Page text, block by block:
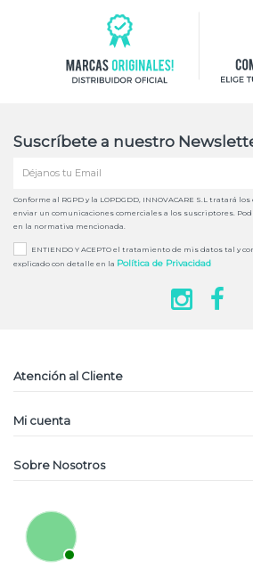
Suscríbete a nuestro
Conforme al RGPD y la LOPDGDD, INNOVACARE S.L tratará
enviar un comunicaciones comerciales a los suscriptores.
en la normativa mencionada.
ENTIENDO Y ACEPTO el tratamiento de mis datos tal y
explicado con detalle en la Política de Privacidad
Atención al Cliente
Mi cuenta
Sobre Nosotros